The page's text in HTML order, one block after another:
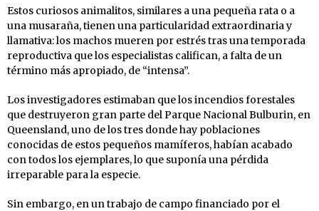
Estos curiosos animalitos, similares a una pequeña rata o a
una musaraña, tienen una particularidad extraordinaria y
llamativa: los machos mueren por estrés tras una temporada
reproductiva que los especialistas califican, a falta de un
término más apropiado, de “intensa”.
Los investigadores estimaban que los incendios forestales
que destruyeron gran parte del Parque Nacional Bulburin, en
Queensland, uno de los tres donde hay poblaciones
conocidas de estos pequeños mamíferos, habían acabado
con todos los ejemplares, lo que suponía una pérdida
irreparable para la especie.
Sin embargo, en un trabajo de campo financiado por el